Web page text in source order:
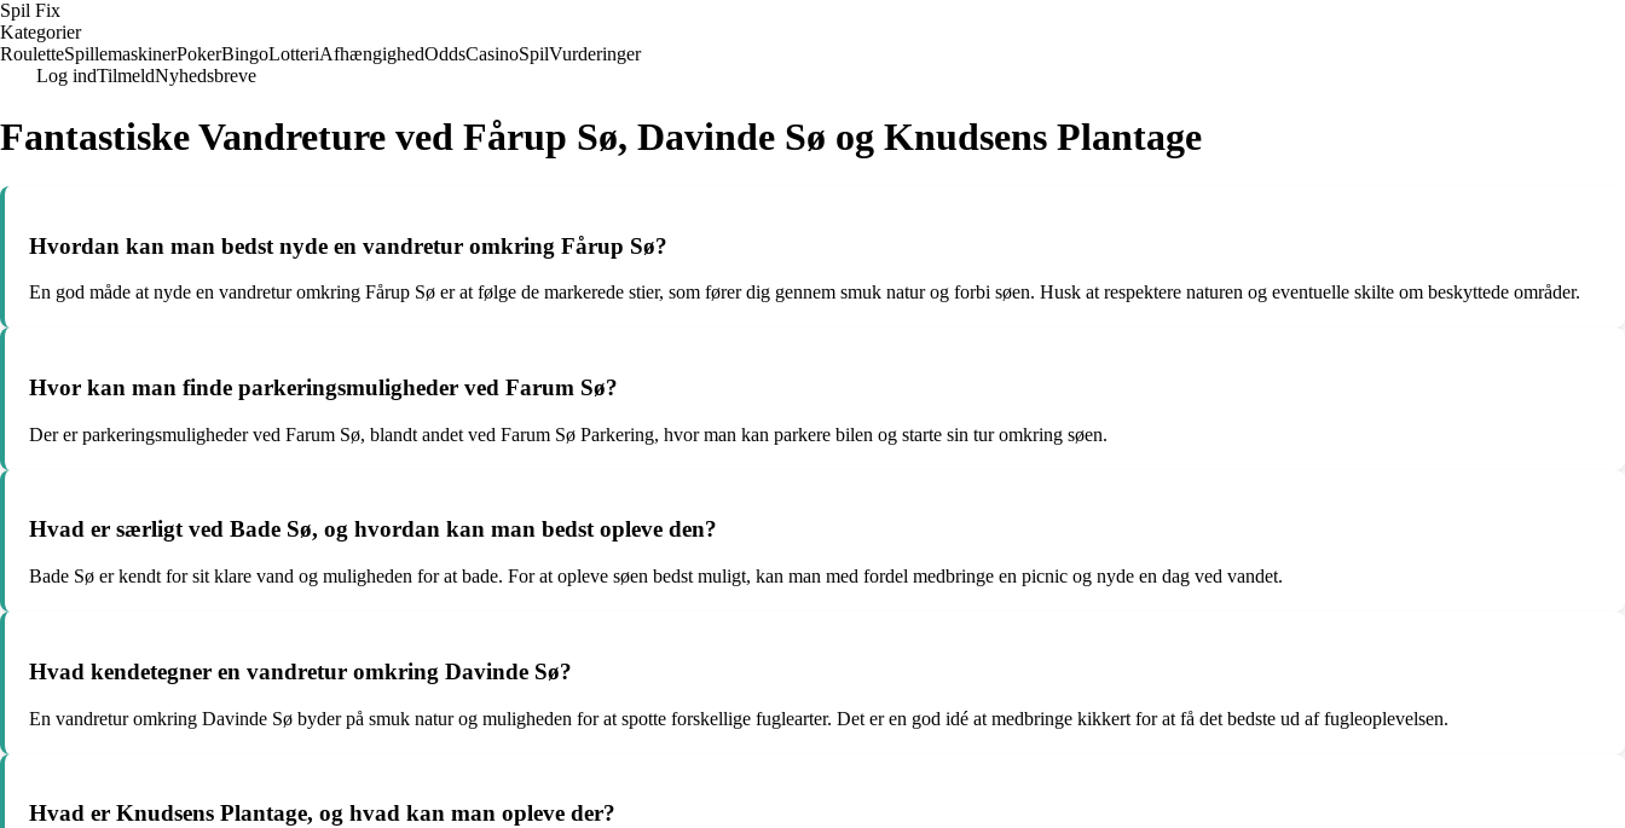
Spil Fix
Kategorier
RouletteSpillemaskinerPokerBingoLotteriAfhængighedOddsCasinoSpilVurderinger
Log indTilmeldNyhedsbreve
Fantastiske Vandreture ved Fårup Sø, Davinde Sø og Knudsens Plantage
Hvordan kan man bedst nyde en vandretur omkring Fårup Sø?
En god måde at nyde en vandretur omkring Fårup Sø er at følge de markerede stier, som fører dig gennem smuk natur og forbi søen. Husk at respektere naturen og eventuelle skilte om beskyttede områder.
Hvor kan man finde parkeringsmuligheder ved Farum Sø?
Der er parkeringsmuligheder ved Farum Sø, blandt andet ved Farum Sø Parkering, hvor man kan parkere bilen og starte sin tur omkring søen.
Hvad er særligt ved Bade Sø, og hvordan kan man bedst opleve den?
Bade Sø er kendt for sit klare vand og muligheden for at bade. For at opleve søen bedst muligt, kan man med fordel medbringe en picnic og nyde en dag ved vandet.
Hvad kendetegner en vandretur omkring Davinde Sø?
En vandretur omkring Davinde Sø byder på smuk natur og muligheden for at spotte forskellige fuglearter. Det er en god idé at medbringe kikkert for at få det bedste ud af fugleoplevelsen.
Hvad er Knudsens Plantage, og hvad kan man opleve der?